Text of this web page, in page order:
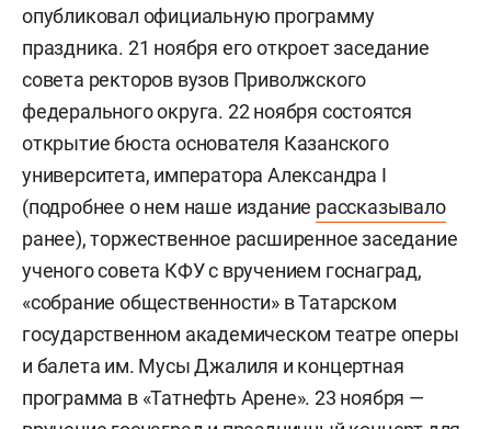
опубликовал официальную программу
праздника. 21 ноября его откроет заседание
совета ректоров вузов Приволжского
федерального округа. 22 ноября состоятся
открытие бюста основателя Казанского
университета, императора Александра I
(подробнее о нем наше издание рассказывало
ранее), торжественное расширенное заседание
ученого совета КФУ с вручением госнаград,
«собрание общественности» в Татарском
государственном академическом театре оперы
и балета им. Мусы Джалиля и концертная
программа в «Татнефть Арене». 23 ноября —